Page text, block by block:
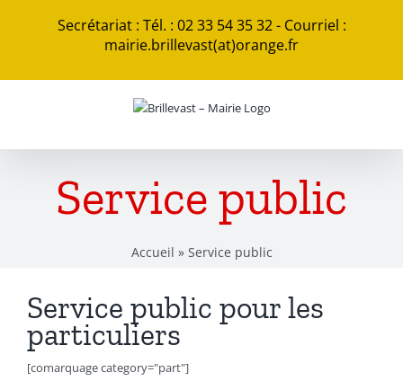
Secrétariat : Tél. : 02 33 54 35 32 - Courriel :
mairie.brillevast(at)orange.fr
Service public
Accueil » Service public
Service public pour les
particuliers
[comarquage category="part"]